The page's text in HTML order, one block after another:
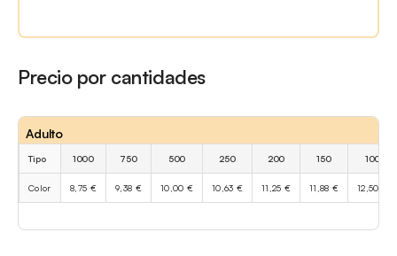
Precio por cantidades
Adulto
Tipo 1000 750 500 250 200 150 100
Color 8,75 € 9,38 € 10,00 € 10,63 € 11,25 € 11,88 € 12,50 €